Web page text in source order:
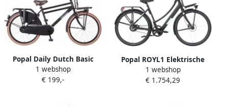
Popal Daily Dutch Basic
Season Jongensfiets 24 inch
Mat Zwart
1 webshop
€ 199,-
Popal ROYL1 Elektrische
Fiets Mat Zwart 28 inch 47
cm Belt Drive Accu 360Wh
1 webshop
€ 1.754,29